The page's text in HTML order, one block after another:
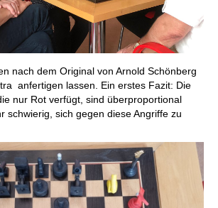
nach dem Original von Arnold Schönberg
anfertigen lassen. Ein erstes Fazit: Die
nur Rot verfügt, sind überproportional
schwierig, sich gegen diese Angriffe zu